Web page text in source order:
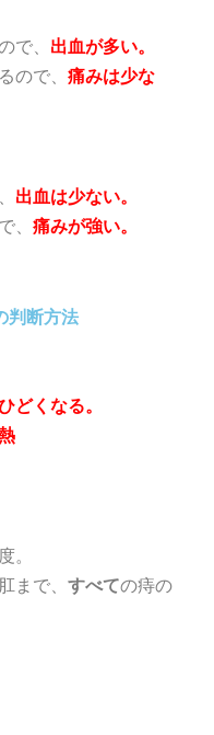
で、 出血が多い。
ので、 痛みは少な
出血は少ない。
、 痛みが強い。
判断方法
どくなる。
。
まで、 すべての痔の